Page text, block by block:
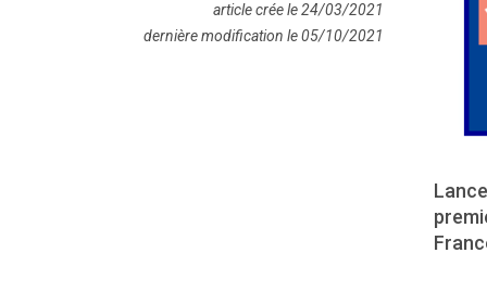
article crée le 24/03/2021
dernière modification le 05/10/2021